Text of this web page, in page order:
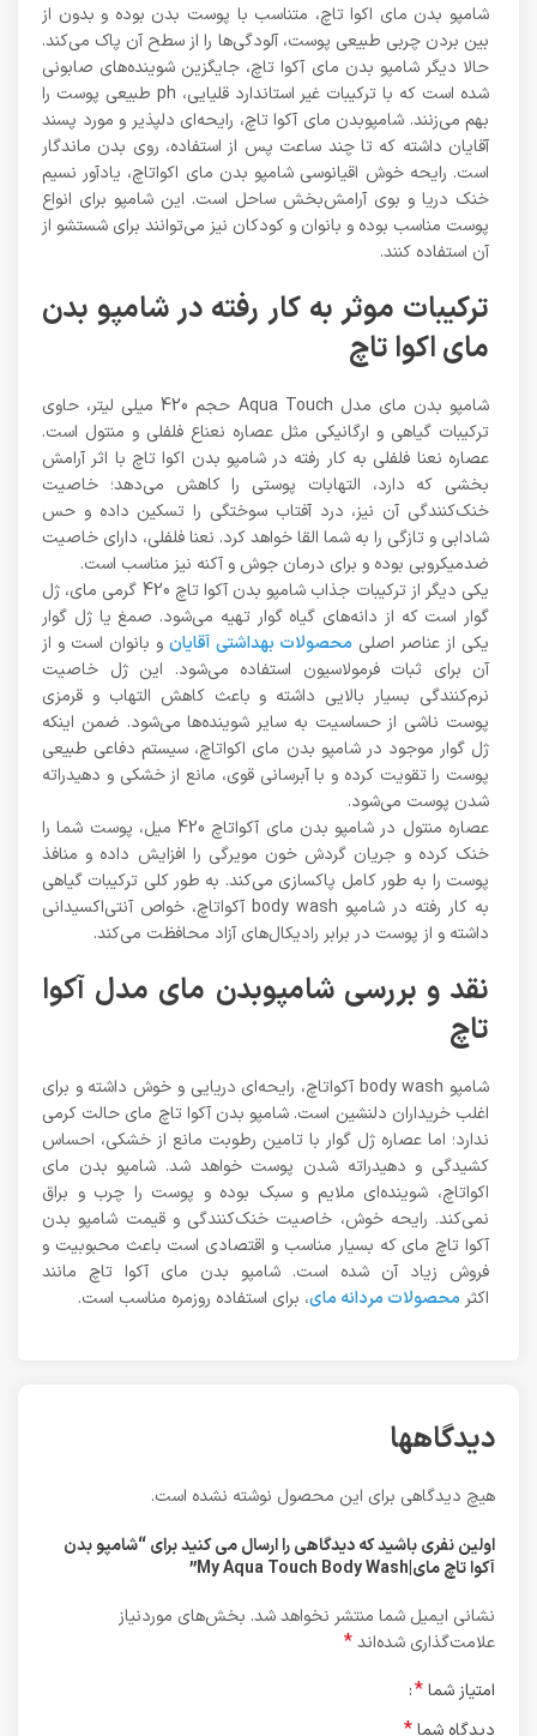
شامپو بدن مای اکوا تاچ، متناسب با پوست بدن بوده و بدون از
بین بردن چربی طبیعی پوست، آلودگی‌ها را از سطح آن پاک می‌کند.
حالا دیگر شامپو بدن مای آکوا تاچ، جایگزین شوینده‌های صابونی
شده است که با ترکیبات غیر استاندارد قلیایی، ph طبیعی پوست را
بهم می‌زنند. شامپوبدن مای آکوا تاچ، رایحه‌ای دلپذیر و مورد پسند
آقایان داشته که تا چند ساعت پس از استفاده، روی بدن ماندگار
است. رایحه خوش اقیانوسی شامپو بدن مای اکواتاچ، یادآور نسیم
خنک دریا و بوی آرامش‌بخش ساحل است. این شامپو برای انواع
پوست مناسب بوده و بانوان و کودکان نیز می‌توانند برای شستشو از
آن استفاده کنند.
ترکیبات موثر به کار رفته در شامپو بدن
مای اکوا تاچ
شامپو بدن مای مدل Aqua Touch حجم 420 میلی لیتر، حاوی
ترکیبات گیاهی و ارگانیکی مثل عصاره نعناع فلفلی و منتول است.
عصاره نعنا فلفلی به کار رفته در شامپو بدن اکوا تاچ با اثر آرامش
بخشی که دارد، التهابات پوستی را کاهش می‌دهد؛ خاصیت
خنک‌کنندگی آن نیز، درد آفتاب سوختگی را تسکین داده و حس
شادابی و تازگی را به شما القا خواهد کرد. نعنا فلفلی، دارای خاصیت
ضدمیکروبی بوده و برای درمان جوش و آکنه نیز مناسب است.
یکی دیگر از ترکیبات جذاب شامپو بدن آکوا تاچ 420 گرمی مای، ژل
گوار است که از دانه‌های گیاه گوار تهیه می‌شود. صمغ یا ژل گوار
یکی از عناصر اصلی محصولات بهداشتی آقایانو بانوان است و از
آن برای ثبات فرمولاسیون استفاده می‌شود. این ژل خاصیت
نرم‌کنندگی بسیار بالایی داشته و باعث کاهش التهاب و قرمزی
پوست ناشی از حساسیت به سایر شوینده‌ها می‌شود. ضمن اینکه
ژل گوار موجود در شامپو بدن مای اکواتاچ، سیستم دفاعی طبیعی
پوست را تقویت کرده و با آبرسانی قوی، مانع از خشکی و دهیدراته
شدن پوست می‌شود.
عصاره منتول در شامپو بدن مای آکواتاچ 420 میل، پوست شما را
خنک کرده و جریان گردش خون مویرگی را افزایش داده و منافذ
پوست را به طور کامل پاکسازی می‌کند. به طور کلی ترکیبات گیاهی
به کار رفته در شامپو body wash آکواتاچ، خواص آنتی‌اکسیدانی
داشته و از پوست در برابر رادیکال‌های آزاد محافظت می‌کند.
نقد و بررسی شامپوبدن مای مدل آکوا
تاچ
شامپو body wash آکواتاچ، رایحه‌ای دریایی و خوش داشته و برای
اغلب خریداران دلنشین است. شامپو بدن آکوا تاچ مای حالت کرمی
ندارد؛ اما عصاره ژل گوار با تامین رطوبت مانع از خشکی، احساس
کشیدگی و دهیدراته شدن پوست خواهد شد. شامپو بدن مای
اکواتاچ، شوینده‌ای ملایم و سبک بوده و پوست را چرب و براق
نمی‌کند. رایحه خوش، خاصیت خنک‌کنندگی و قیمت شامپو بدن
آکوا تاچ مای که بسیار مناسب و اقتصادی است باعث محبوبیت و
فروش زیاد آن شده است. شامپو بدن مای آکوا تاچ مانند
اکثر محصولات مردانه مای، برای استفاده روزمره مناسب است.
دیدگاهها
هیچ دیدگاهی برای این محصول نوشته نشده است.
اولین نفری باشید که دیدگاهی را ارسال می کنید برای “شامپو بدن
آکوا تاچ مای|My Aqua Touch Body Wash”
نشانی ایمیل شما منتشر نخواهد شد. بخش‌های موردنیاز
علامت‌گذاری شده‌اند*
امتیاز شما*
دیدگاه شما*